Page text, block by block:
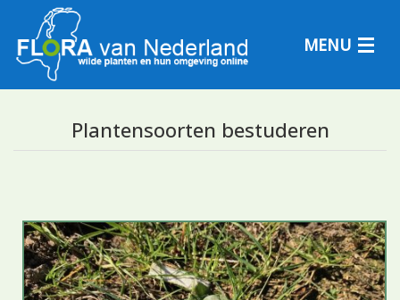
MENU
Determineren
Plantensoorten bestuderen